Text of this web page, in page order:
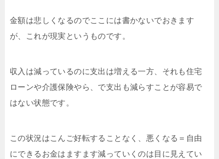
金額は悲しくなるのでここには書かないでおきます
が、これが現実というものです。
収入は減っているのに支出は増える一方、それも住宅
ローンや介護保険やら、で支出も減らすことが容易で
はない状態です。
この状況はこんご好転することなく、悪くなる＝自由
にできるお金はますます減っていくのは目に見えてい